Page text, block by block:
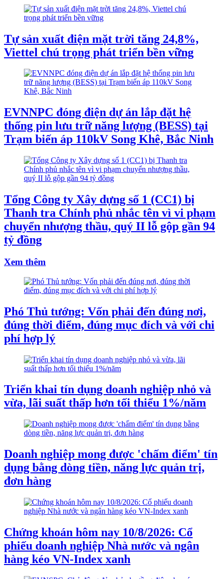
Tự sản xuất điện mặt trời tăng 24,8%,
Viettel chú trọng phát triển bền vững
EVNNPC đóng điện dự án lắp đặt hệ
thống pin lưu trữ năng lượng (BESS) tại
Trạm biến áp 110kV Song Khê, Bắc Ninh
Tổng Công ty Xây dựng số 1 (CC1) bị
Thanh tra Chính phủ nhắc tên vì vi phạm
chuyển nhượng thầu, quý II lỗ gộp gần 94
tỷ đồng
Xem thêm
Phó Thủ tướng: Vốn phải đến đúng nơi,
đúng thời điểm, đúng mục đích và với chi
phí hợp lý
Triển khai tín dụng doanh nghiệp nhỏ và
vừa, lãi suất thấp hơn tối thiểu 1%/năm
Doanh nghiệp mong được 'chấm điểm' tín
dụng bằng dòng tiền, năng lực quản trị,
đơn hàng
Chứng khoán hôm nay 10/8/2026: Cổ
phiếu doanh nghiệp Nhà nước và ngân
hàng kéo VN-Index xanh